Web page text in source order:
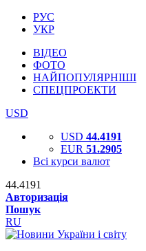
РУС
УКР
ВІДЕО
ФОТО
НАЙПОПУЛЯРНІШІ
СПЕЦПРОЕКТИ
USD
USD 44.4191
EUR 51.2905
Всі курси валют
44.4191
Авторизація
Пошук
RU